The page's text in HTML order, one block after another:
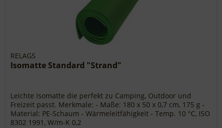
RELAGS
Isomatte Standard "Strand"
Leichte Isomatte die perfekt zu Camping, Outdoor und
Freizeit passt. Merkmale: - Maße: 180 x 50 x 0,7 cm, 175 g -
Material: PE-Schaum - Wärmeleitfähigkeit - Temp. 10 °C, ISO
8302 1991, W/m-K 0,2